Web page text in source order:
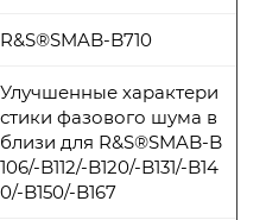
R&S®SMAB-B710
Улучшенные характери
стики фазового шума в
близи для R&S®SMAB-B
106/-B112/-B120/-B131/-B14
0/-B150/-B167